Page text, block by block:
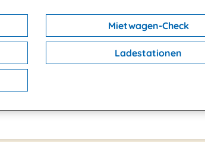
Mietwagen-Check
Ladestationen